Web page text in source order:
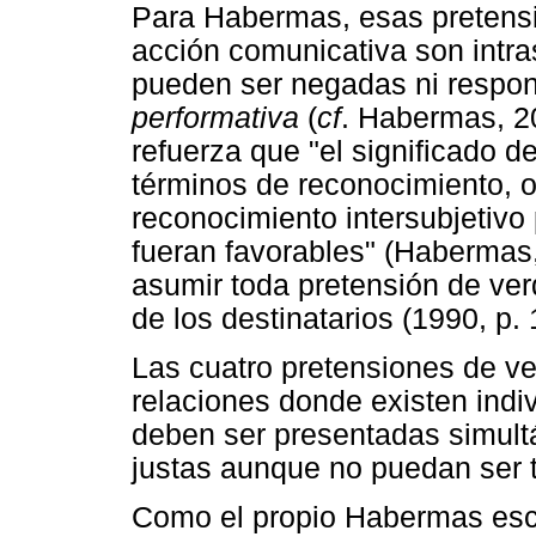
Para Habermas, esas
acción comunicativa son
pueden ser negadas ni
performativa (cf. Habermas,
refuerza que "el significado
términos de reconocimiento,
reconocimiento
fueran favorables"
asumir toda pretensión de
de los destinatarios (1990, p.
Las cuatro pretensiones de
relaciones donde existen
deben ser presentadas
justas aunque no puedan
Como el propio Habermas